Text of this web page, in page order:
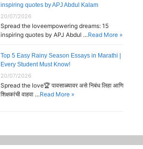
inspiring quotes by APJ Abdul Kalam
20/07/2026
Spread the loveempowering dreams: 15
inspiring quotes by APJ Abdul …Read More »
Top 5 Easy Rainy Season Essays in Marathi |
Every Student Must Know!
20/07/2026
Spread the love🏆 पावसाळ्यावर असे निबंध लिहा आणि
शिक्षकांची वाहवा …Read More »